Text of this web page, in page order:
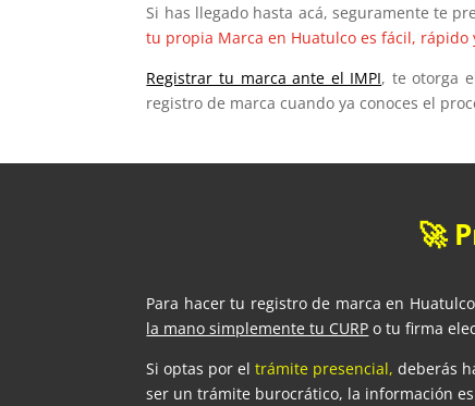
Si has llegado hasta acá, seguramente te
tu propia Marca en Huatulco es fácil, rápido
Registrar tu marca ante el IMPI, te otorga
registro de marca cuando ya conoces el
🚀
Para hacer tu registro de marca en
la mano simplemente tu CURP o tu firma
Si optas por eltrámite presencial, deberás
ser un trámite burocrático, la información